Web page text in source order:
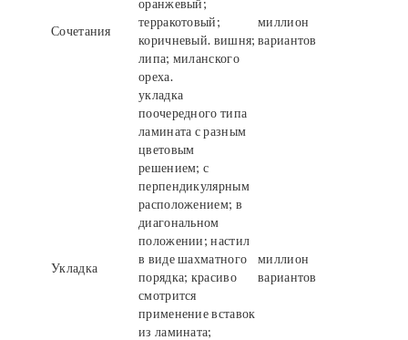
Сочетания
оранжевый;
терракотовый;
коричневый. вишня;
липа; миланского
ореха.
миллион
вариантов
Укладка
укладка
поочередного типа
ламината с разным
цветовым
решением; с
перпендикулярным
расположением; в
диагональном
положении; настил
в виде шахматного
порядка; красиво
смотрится
применение вставок
из ламината;
миллион
вариантов